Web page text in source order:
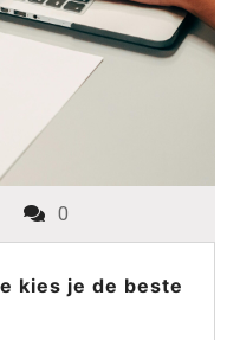
0
kies je de beste